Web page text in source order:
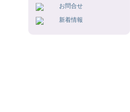
お問合せ
新着情報